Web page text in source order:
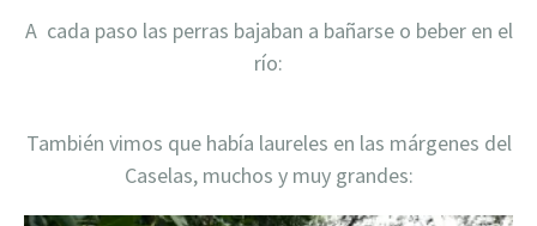
A cada paso las perras bajaban a bañarse o beber en el
río:
También vimos que había laureles en las márgenes del
Caselas, muchos y muy grandes: